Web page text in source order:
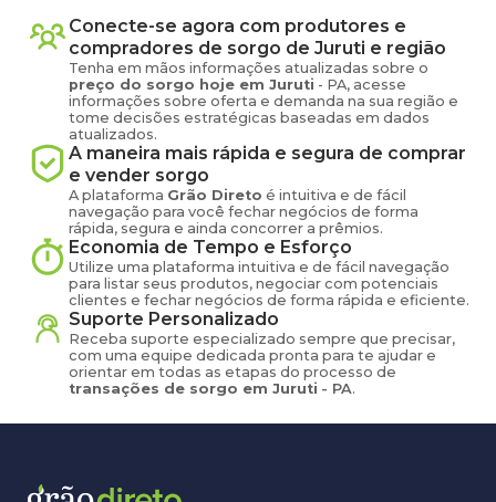
Conecte-se agora com produtores e
compradores de sorgo de Juruti e região
Tenha em mãos informações atualizadas sobre o
preço do sorgo hoje em Juruti - PA, acesse
informações sobre oferta e demanda na sua região e
tome decisões estratégicas baseadas em dados
atualizados.
A maneira mais rápida e segura de comprar
e vender sorgo
A plataforma Grão Direto é intuitiva e de fácil
navegação para você fechar negócios de forma
rápida, segura e ainda concorrer a prêmios.
Economia de Tempo e Esforço
Utilize uma plataforma intuitiva e de fácil navegação
para listar seus produtos, negociar com potenciais
clientes e fechar negócios de forma rápida e eficiente.
Suporte Personalizado
Receba suporte especializado sempre que precisar,
com uma equipe dedicada pronta para te ajudar e
orientar em todas as etapas do processo de
transações de sorgo em Juruti - PA.